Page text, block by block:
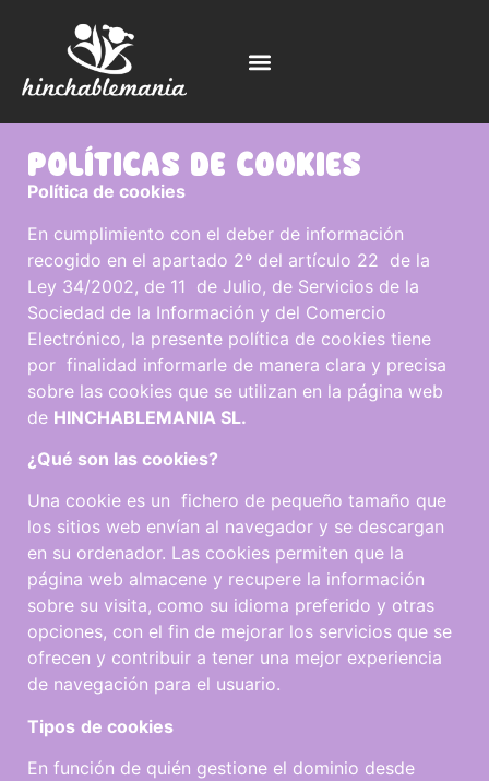
Política de cookies
En cumplimiento con el deber de información
recogido en el apartado 2º del artículo 22 de la
Ley 34/2002, de 11 de Julio, de Servicios de la
Sociedad de la Información y del Comercio
Electrónico, la presente política de cookies tiene
por finalidad informarle de manera clara y precisa
sobre las cookies que se utilizan en la página web
de HINCHABLEMANIA SL.
¿Qué son las cookies?
Una cookie es un fichero de pequeño tamaño que
los sitios web envían al navegador y se descargan
en su ordenador. Las cookies permiten que la
página web almacene y recupere la información
sobre su visita, como su idioma preferido y otras
opciones, con el fin de mejorar los servicios que se
ofrecen y contribuir a tener una mejor experiencia
de navegación para el usuario.
Tipos de cookies
En función de quién gestione el dominio desde
POLÍTICAS DE COOKIES